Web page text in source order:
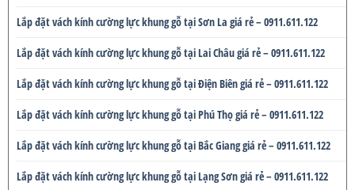
Lắp đặt vách kính cường lực khung gỗ tại Sơn La giá rẻ – 0911.611.122
Lắp đặt vách kính cường lực khung gỗ tại Lai Châu giá rẻ – 0911.611.122
Lắp đặt vách kính cường lực khung gỗ tại Điện Biên giá rẻ – 0911.611.122
Lắp đặt vách kính cường lực khung gỗ tại Phú Thọ giá rẻ – 0911.611.122
Lắp đặt vách kính cường lực khung gỗ tại Bắc Giang giá rẻ – 0911.611.122
Lắp đặt vách kính cường lực khung gỗ tại Lạng Sơn giá rẻ – 0911.611.122